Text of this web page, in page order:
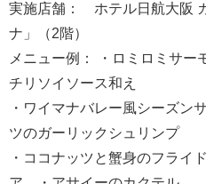
実施店舗： ホテル日航大阪
ナ」（2階）
メニュー例： ・ロミロミサ
チリソイソース和え
・ワイマナバレー風シーズ
ツのガーリックシュリンプ
・ココナッツと蟹身のフラ